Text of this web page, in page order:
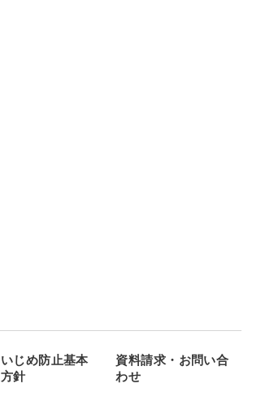
いじめ防止基本
方針
資料請求・お問い合
わせ